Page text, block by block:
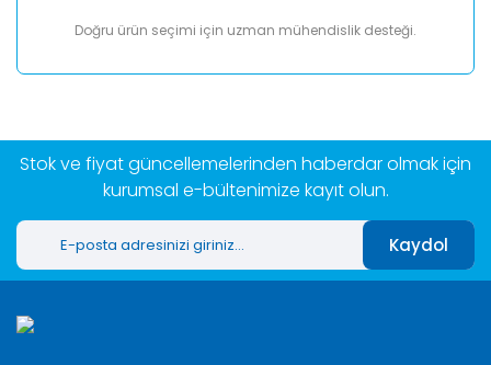
Doğru ürün seçimi için uzman mühendislik desteği.
Stok ve fiyat güncellemelerinden haberdar olmak için
kurumsal e-bültenimize kayıt olun.
Kaydol